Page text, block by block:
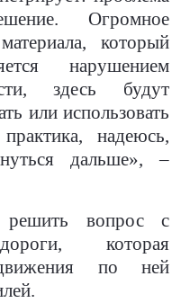
Огромное
который
нарушением
здесь будут
или использовать
надеюсь,
дальше», –
решить вопрос с
которая
по ней